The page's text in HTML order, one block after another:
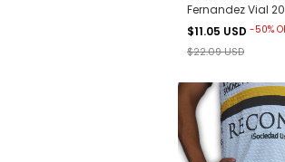
Fernandez Vial
Blanco
$11.05 USD -50%
$22.09 USD